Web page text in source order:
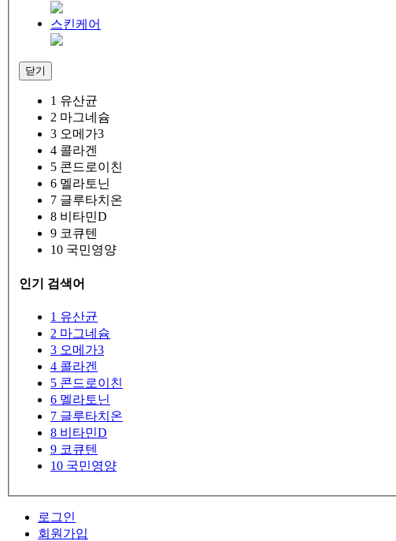
스킨케어
닫기
1 유산균
2 마그네슘
3 오메가3
4 콜라겐
5 콘드로이친
6 멜라토닌
7 글루타치온
8 비타민D
9 코큐텐
10 국민영양
인기 검색어
1 유산균
2 마그네슘
3 오메가3
4 콜라겐
5 콘드로이친
6 멜라토닌
7 글루타치온
8 비타민D
9 코큐텐
10 국민영양
로그인
회원가입